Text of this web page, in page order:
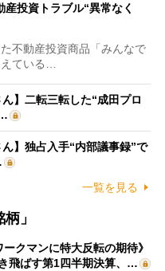
投資トラブル“異常なく
不動産投資商品「みんなで
ている…
】二転三転した“成田プロ
】独占入手“内部議事録”で
一覧を見る
」
ークマンに特大反転の期待》
飛ばす第1四半期決算、…